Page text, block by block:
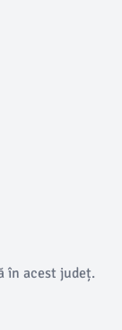
în acest județ.